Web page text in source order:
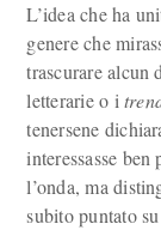
L’idea che ha
genere che
trascurare alcun
letterarie o i
tenersene
interessasse
l’onda, ma
subito puntato